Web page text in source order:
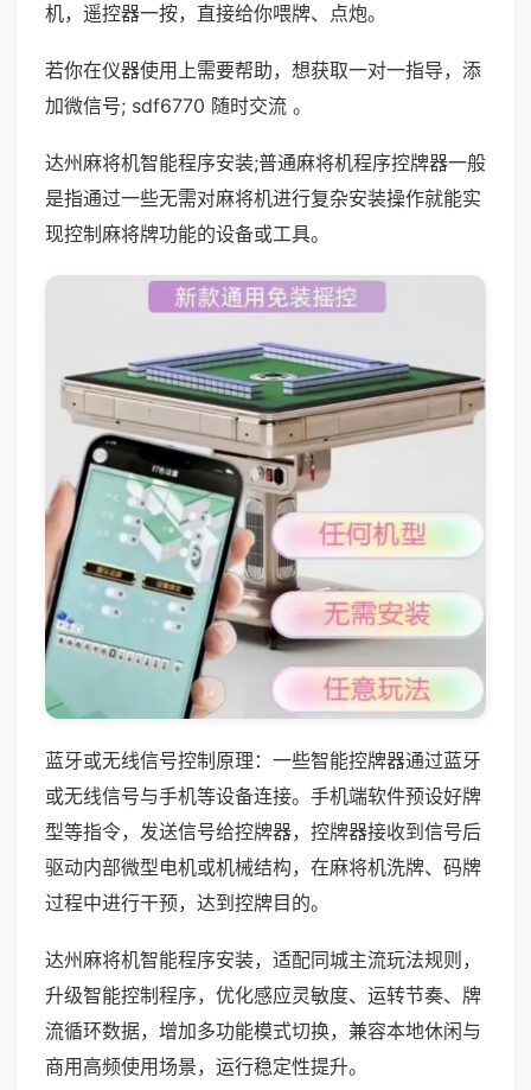
机，遥控器一按，直接给你喂牌、点炮。
若你在仪器使用上需要帮助，想获取一对一指导，添
加微信号; sdf6770 随时交流 。
达州麻将机智能程序安装;普通麻将机程序控牌器一般
是指通过一些无需对麻将机进行复杂安装操作就能实
现控制麻将牌功能的设备或工具。
蓝牙或无线信号控制原理：一些智能控牌器通过蓝牙
或无线信号与手机等设备连接。手机端软件预设好牌
型等指令，发送信号给控牌器，控牌器接收到信号后
驱动内部微型电机或机械结构，在麻将机洗牌、码牌
过程中进行干预，达到控牌目的。
达州麻将机智能程序安装，适配同城主流玩法规则，
升级智能控制程序，优化感应灵敏度、运转节奏、牌
流循环数据，增加多功能模式切换，兼容本地休闲与
商用高频使用场景，运行稳定性提升。